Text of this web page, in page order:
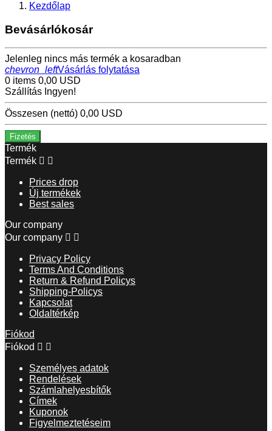
Kezdőlap
Bevásárlókosár
Jelenleg nincs más termék a kosaradban
chevron_leftVásárlás folytatása
0 items 0,00 USD
Szállítás Ingyen!
Összesen (nettó) 0,00 USD
Fizetés
Termék
Termék  
Prices drop
Új termékek
Best sales
Our company
Our company  
Privacy Policy
Terms And Conditions
Return & Refund Policys
Shipping-Policys
Kapcsolat
Oldaltérkép
Fiókod
Fiókod  
Személyes adatok
Rendelések
Számlahelyesbítők
Címek
Kuponok
Figyelmeztetéseim